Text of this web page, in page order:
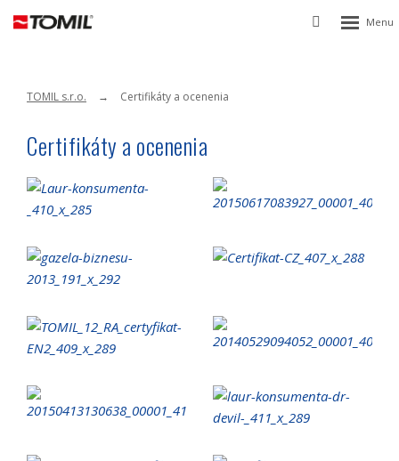
Vyhledávání
Rozbalení
TOMIL s.r.o. Certifikáty a ocenenia
Certifikáty a ocenenia